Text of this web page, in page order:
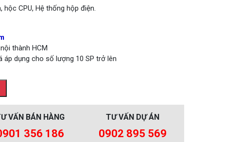
hộc CPU, Hệ thống hộp điện.
thành HCM
áp dụng cho số lượng 10 SP trở lên
VẤN BÁN HÀNG
356 186
TƯ VẤN DỰ ÁN
0902 895 569